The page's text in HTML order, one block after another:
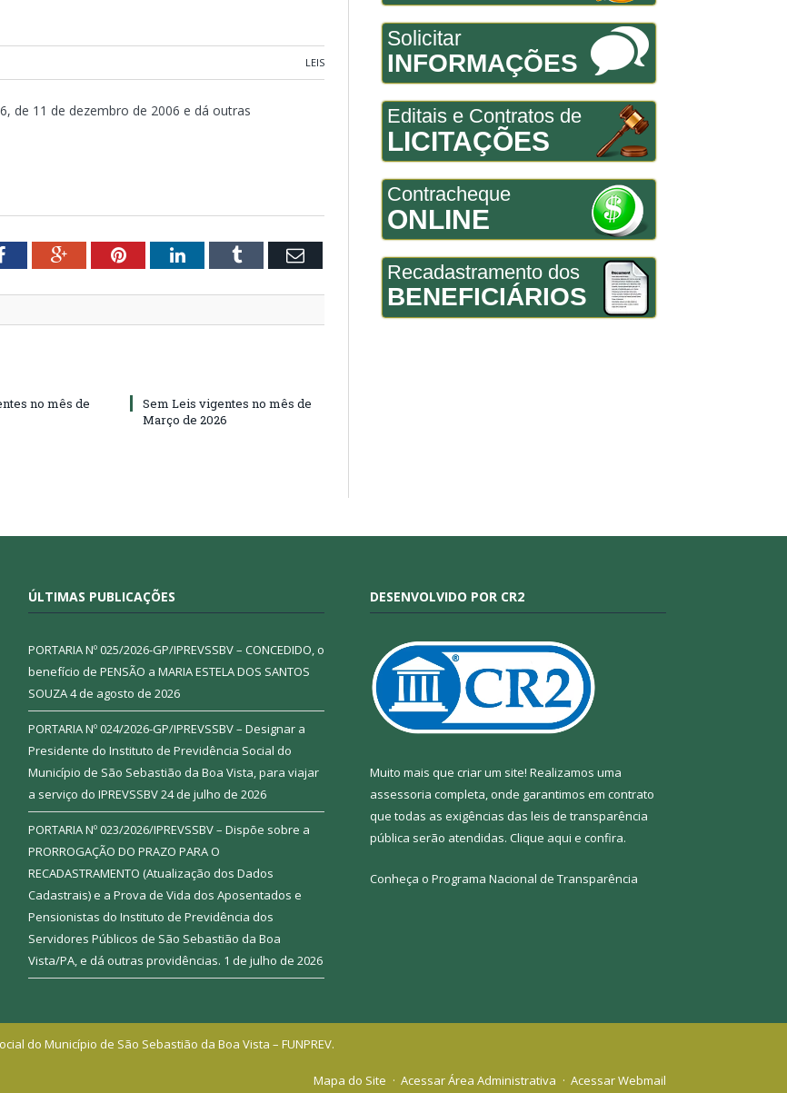
LEIS
de 11 de dezembro de 2006 e dá outras
FacebookGoogle+PinterestLinkedInTumblr Email
no mês de
Sem Leis vigentes no mês de
Março de 2026
Solicitar
INFORMAÇÕES
Editais e Contratos de
LICITAÇÕES
Contracheque
ONLINE
Recadastramento dos
BENEFICIÁRIOS
ÚLTIMAS PUBLICAÇÕES
PORTARIA Nº 025/2026-GP/IPREVSSBV – CONCEDIDO, o
benefício de PENSÃO a MARIA ESTELA DOS SANTOS
SOUZA4 de agosto de 2026
PORTARIA Nº 024/2026-GP/IPREVSSBV – Designar a
Presidente do Instituto de Previdência Social do
Município de São Sebastião da Boa Vista, para viajar
a serviço do IPREVSSBV24 de julho de 2026
PORTARIA Nº 023/2026/IPREVSSBV – Dispõe sobre a
PRORROGAÇÃO DO PRAZO PARA O
RECADASTRAMENTO (Atualização dos Dados
Cadastrais) e a Prova de Vida dos Aposentados e
Pensionistas do Instituto de Previdência dos
Servidores Públicos de São Sebastião da Boa
Vista/PA, e dá outras providências. 1 de julho de 2026
DESENVOLVIDO POR CR2
Muito mais que criar um site! Realizamos uma
assessoria completa, onde garantimos em contrato
que todas as exigências das leis de transparência
pública serão atendidas. Clique aqui e confira.
Conheça o Programa Nacional de Transparência
do Município de São Sebastião da Boa Vista – FUNPREV.
Mapa do Site Acessar Área Administrativa Acessar Webmail